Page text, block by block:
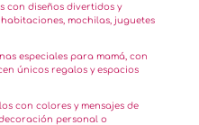
con diseños divertidos y
mochilas, juguetes
especiales para mamá, con
únicos regalos y espacios
con colores y mensajes de
personal o